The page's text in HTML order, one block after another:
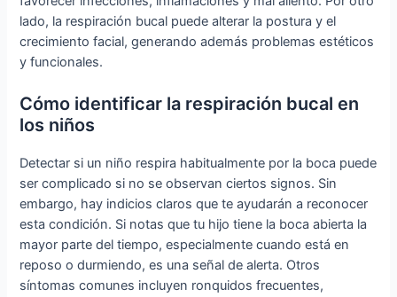
lado, la respiración bucal puede alterar la postura y el
crecimiento facial, generando además problemas estéticos
y funcionales.
Cómo identificar la respiración bucal en
los niños
Detectar si un niño respira habitualmente por la boca puede
ser complicado si no se observan ciertos signos. Sin
embargo, hay indicios claros que te ayudarán a reconocer
esta condición. Si notas que tu hijo tiene la boca abierta la
mayor parte del tiempo, especialmente cuando está en
reposo o durmiendo, es una señal de alerta. Otros
síntomas comunes incluyen ronquidos frecuentes,